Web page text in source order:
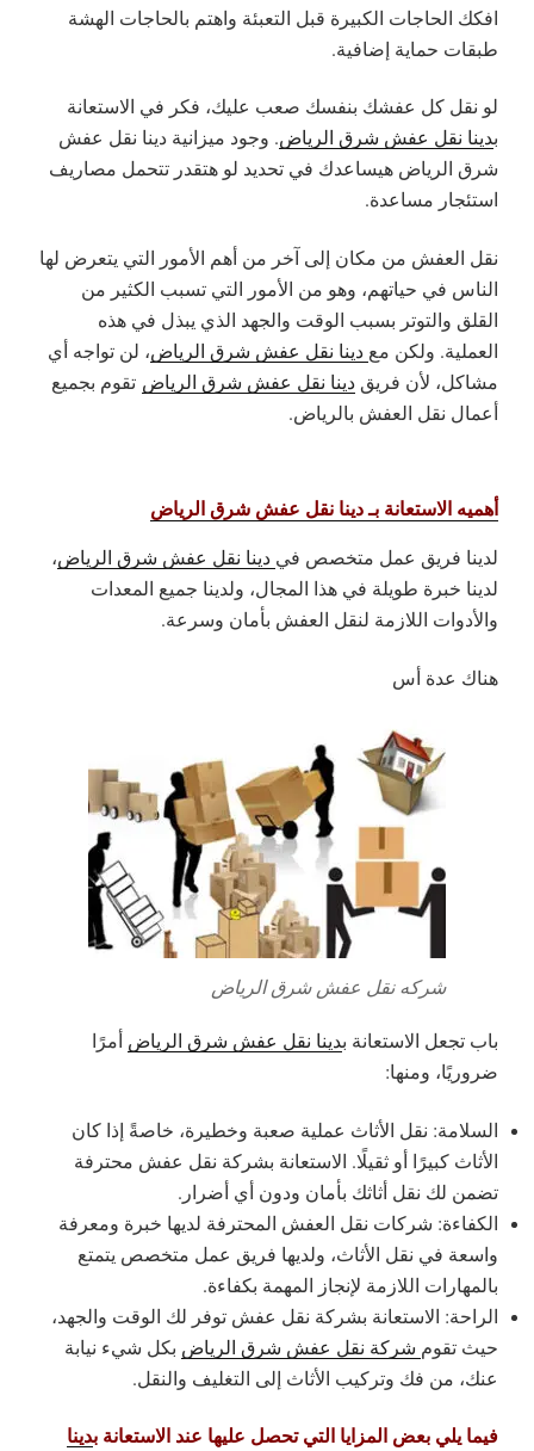
افكك الحاجات الكبيرة قبل التعبئة واهتم بالحاجات الهشة
طبقات حماية إضافية.
لو نقل كل عفشك بنفسك صعب عليك، فكر في الاستعانة
بدينا نقل عفش شرق الرياض. وجود ميزانية دينا نقل عفش
شرق الرياض هيساعدك في تحديد لو هتقدر تتحمل مصاريف
استئجار مساعدة.
نقل العفش من مكان إلى آخر من أهم الأمور التي يتعرض لها
الناس في حياتهم، وهو من الأمور التي تسبب الكثير من
القلق والتوتر بسبب الوقت والجهد الذي يبذل في هذه
العملية. ولكن مع دينا نقل عفش شرق الرياض، لن تواجه أي
مشاكل، لأن فريق دينا نقل عفش شرق الرياض تقوم بجميع
أعمال نقل العفش بالرياض.
أهميه الاستعانة بـ دينا نقل عفش شرق الرياض
لدينا فريق عمل متخصص في دينا نقل عفش شرق الرياض،
لدينا خبرة طويلة في هذا المجال، ولدينا جميع المعدات
والأدوات اللازمة لنقل العفش بأمان وسرعة.
هناك عدة أس
شركه نقل عفش شرق الرياض
باب تجعل الاستعانة بدينا نقل عفش شرق الرياض أمرًا
ضروريًا، ومنها:
السلامة: نقل الأثاث عملية صعبة وخطيرة، خاصةً إذا كان
الأثاث كبيرًا أو ثقيلًا. الاستعانة بشركة نقل عفش محترفة
تضمن لك نقل أثاثك بأمان ودون أي أضرار.
الكفاءة: شركات نقل العفش المحترفة لديها خبرة ومعرفة
واسعة في نقل الأثاث، ولديها فريق عمل متخصص يتمتع
بالمهارات اللازمة لإنجاز المهمة بكفاءة.
الراحة: الاستعانة بشركة نقل عفش توفر لك الوقت والجهد،
حيث تقوم شركة نقل عفش شرق الرياض بكل شيء نيابة
عنك، من فك وتركيب الأثاث إلى التغليف والنقل.
فيما يلي بعض المزايا التي تحصل عليها عند الاستعانة بدينا